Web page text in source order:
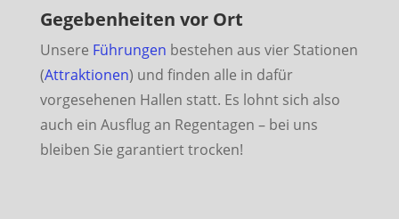
Gegebenheiten vor Ort
Unsere Führungen bestehen aus vier Stationen
(Attraktionen) und finden alle in dafür
vorgesehenen Hallen statt. Es lohnt sich also
auch ein Ausflug an Regentagen – bei uns
bleiben Sie garantiert trocken!